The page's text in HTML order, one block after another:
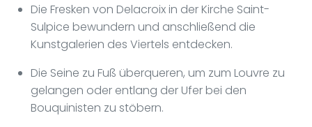
Die Fresken von Delacroix in der Kirche Saint-
Sulpice bewundern und anschließend die
Kunstgalerien des Viertels entdecken.
Die Seine zu Fuß überqueren, um zum Louvre zu
gelangen oder entlang der Ufer bei den
Bouquinisten zu stöbern.